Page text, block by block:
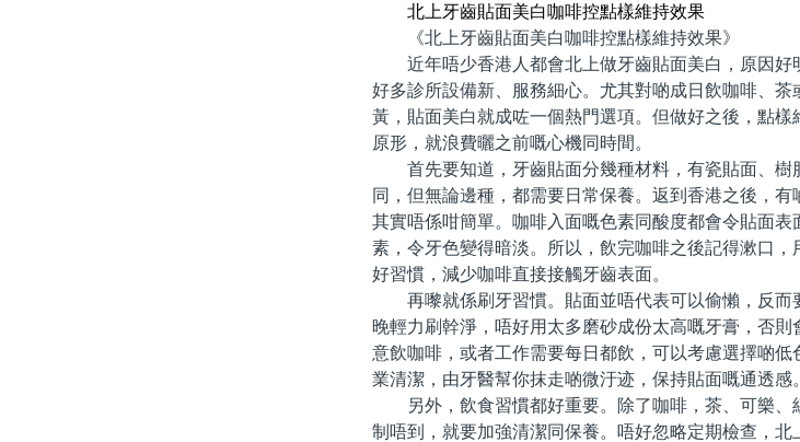
北上牙齒貼面美白咖啡控點樣維持效果
《北上牙齒貼面美白咖啡控點樣維持效果》
近年唔少香港人都會北上做牙齒貼面美白，原因好
好多診所設備新、服務細心。尤其對啲成日飲咖啡、
黃，貼面美白就成咗一個熱門選項。但做好之後，點
原形，就浪費曬之前嘅心機同時間。
首先要知道，牙齒貼面分幾種材料，有瓷貼面、樹
同，但無論邊種，都需要日常保養。返到香港之後，有
其實唔係咁簡單。咖啡入面嘅色素同酸度都會令貼面
素，令牙色變得暗淡。所以，飲完咖啡之後記得漱口
好習慣，減少咖啡直接接觸牙齒表面。
再嚟就係刷牙習慣。貼面並唔代表可以偷懶，反而
晚輕力刷幹淨，唔好用太多磨砂成份太高嘅牙膏，否
意飲咖啡，或者工作需要每日都飲，可以考慮選擇啲
業清潔，由牙醫幫你抹走啲微汙迹，保持貼面嘅通透感。
另外，飲食習慣都好重要。除了咖啡，茶、可樂、
制唔到，就要加強清潔同保養。唔好忽略定期檢查，